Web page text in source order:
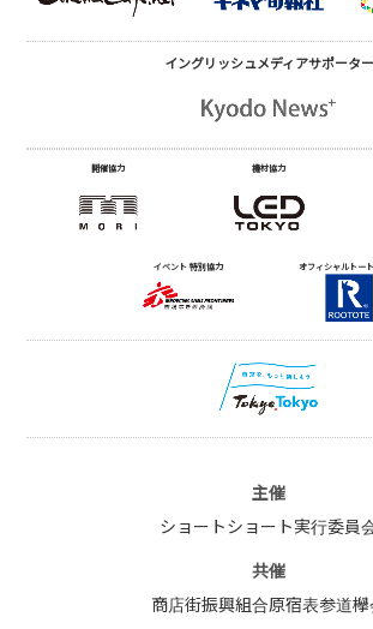
イングリッシュメディアサポーター
開催協力 機材協力
イベント 特別協力 オフィシャルトー
主催
ショートショート実行委員
共催
商店街振興組合原宿表参道欅